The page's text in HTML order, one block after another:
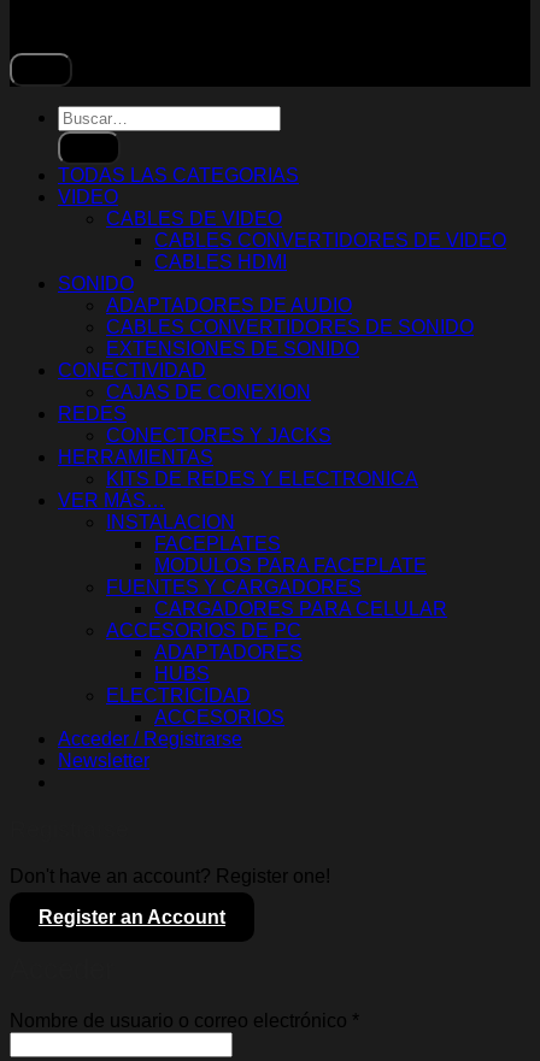
Buscar
por:
TODAS LAS CATEGORIAS
VIDEO
CABLES DE VIDEO
CABLES CONVERTIDORES DE VIDEO
CABLES HDMI
SONIDO
ADAPTADORES DE AUDIO
CABLES CONVERTIDORES DE SONIDO
EXTENSIONES DE SONIDO
CONECTIVIDAD
CAJAS DE CONEXION
REDES
CONECTORES Y JACKS
HERRAMIENTAS
KITS DE REDES Y ELECTRONICA
VER MÁS…
INSTALACION
FACEPLATES
MODULOS PARA FACEPLATE
FUENTES Y CARGADORES
CARGADORES PARA CELULAR
ACCESORIOS DE PC
ADAPTADORES
HUBS
ELECTRICIDAD
ACCESORIOS
Acceder / Registrarse
Newsletter
Don't have an account? Register one!
Register an Account
Nombre de usuario o correo electrónico *